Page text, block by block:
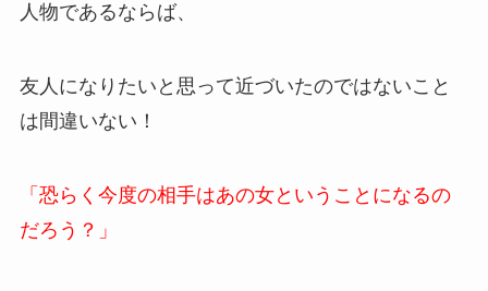
人物であるならば、
友人になりたいと思って近づいたのではないこと
は間違いない！
「恐らく今度の相手はあの女ということになるの
だろう？」